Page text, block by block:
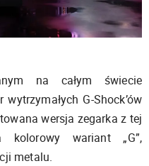
na całym świecie
G-Shock’ów
wersja zegarka z tej
kolorowy wariant „G”,
metalu.